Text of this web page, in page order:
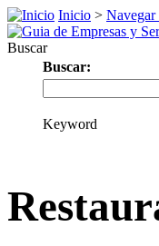
Inicio > Navegar
Buscar
Buscar:
Keyword